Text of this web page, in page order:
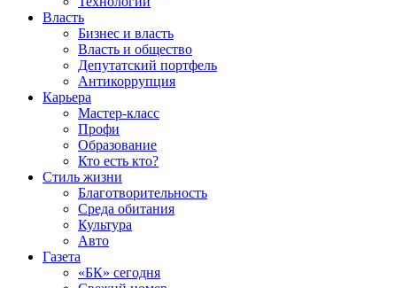
Власть
Бизнес и власть
Власть и общество
Депутатский портфель
Антикоррупция
Карьера
Мастер-класс
Профи
Образование
Кто есть кто?
Стиль жизни
Благотворительность
Среда обитания
Культура
Авто
Газета
«БК» сегодня